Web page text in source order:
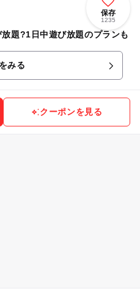
保存
1235
題?1日中遊び放題のプランも
みる
クーポンを見る